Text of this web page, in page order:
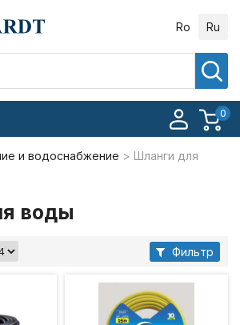
Ro Ru
0
и водоснабжение
Шланги для
воды
Фильтр